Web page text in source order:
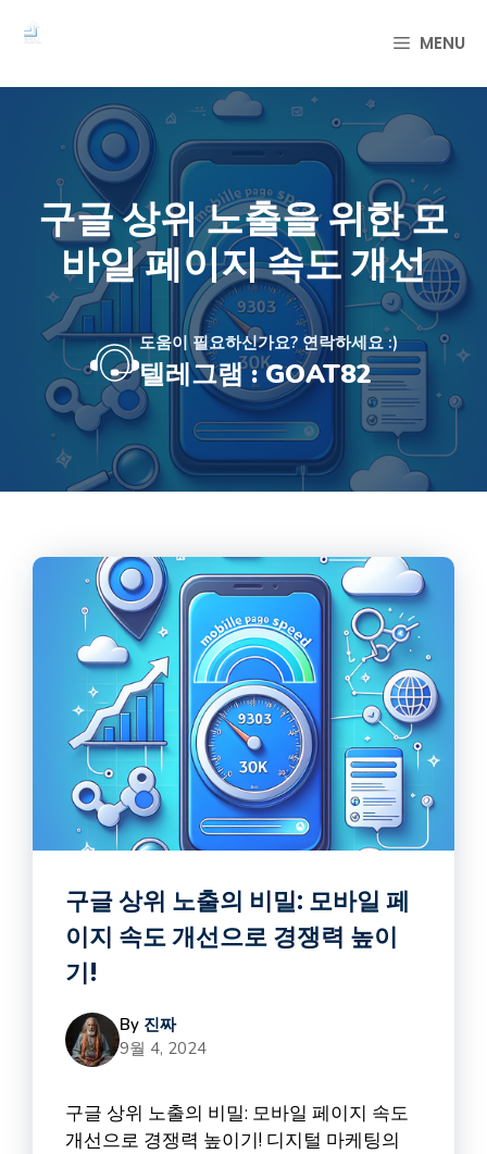
로
MENU
구글 상위 노출을 위한 모
바일 페이지 속도 개선
도움이 필요하신가요? 연락하세요 :)
텔레그램 : GOAT82
구글 상위 노출의 비밀: 모바일 페
이지 속도 개선으로 경쟁력 높이
기!
By 진짜
9월 4, 2024
구글 상위 노출의 비밀: 모바일 페이지 속도
개선으로 경쟁력 높이기! 디지털 마케팅의